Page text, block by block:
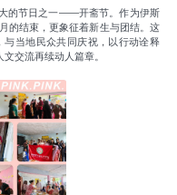
的节日之一——开斋节。作为伊斯
的结束，更象征着新生与团结。这
当地民众共同庆祝，以行动诠释
交流再续动人篇章。